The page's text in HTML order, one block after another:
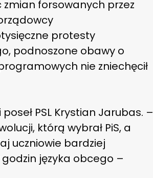
zmian forsowanych przez
protesty
podnoszone obawy o
nie zniechęcił
PSL Krystian Jarubas. –
którą wybrał PiS, a
uczniowie bardziej
godzin języka obcego –